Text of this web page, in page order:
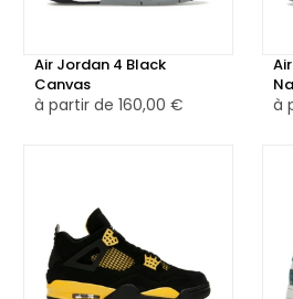
Air Jordan 4 Black
Canvas
à partir de 160,00 € à